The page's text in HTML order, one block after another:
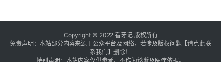
Copyright © 2022 看牙记 版权所有
免责声明：本站部分内容来源于公众平台及网络，若涉及版权问题【请点此联
系我们 】 删除！
特别声明：本站内容仅供参考，不作为诊断及医疗依据。